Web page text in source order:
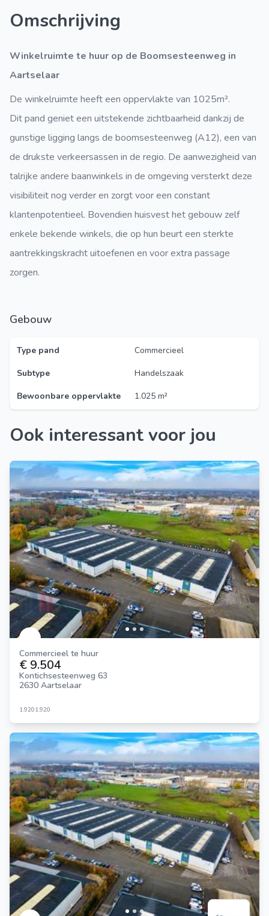
Omschrijving
Winkelruimte te huur op de Boomsesteenweg in
Aartselaar
De winkelruimte heeft een oppervlakte van 1025m².
Dit pand geniet een uitstekende zichtbaarheid dankzij de
gunstige ligging langs de boomsesteenweg (A12), een van
de drukste verkeersassen in de regio. De aanwezigheid van
talrijke andere baanwinkels in de omgeving versterkt deze
visibiliteit nog verder en zorgt voor een constant
klantenpotentieel. Bovendien huisvest het gebouw zelf
enkele bekende winkels, die op hun beurt een sterkte
aantrekkingskracht uitoefenen en voor extra passage
zorgen.
Gebouw
Type pand
Commercieel
Subtype
Handelszaak
Bewoonbare oppervlakte
1.025 m²
Ook interessant voor jou
Commercieel te huur
€ 9.504
Kontichsesteenweg 63
2630 Aartselaar
1.9201.920